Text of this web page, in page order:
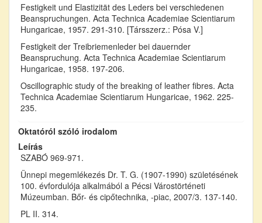
Festigkeit und Elastizität des Leders bei verschiedenen
Beanspruchungen. Acta Technica Academiae Scientiarum
Hungaricae, 1957. 291-310. [Társszerz.: Pósa V.]
Festigkeit der Treibriemenleder bei dauernder
Beanspruchung. Acta Technica Academiae Scientiarum
Hungaricae, 1958. 197-206.
Oscillographic study of the breaking of leather fibres. Acta
Technica Academiae Scientiarum Hungaricae, 1962. 225-
235.
Oktatóról szóló irodalom
Leírás
SZABÓ 969-971.
Ünnepi megemlékezés Dr. T. G. (1907-1990) születésének
100. évfordulója alkalmából a Pécsi Várostörténeti
Múzeumban. Bőr- és cipőtechnika, -piac, 2007/3. 137-140.
PL II. 314.